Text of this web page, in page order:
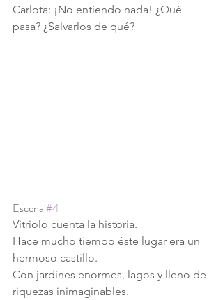
Carlota: ¡No entiendo nada! ¿Qué
pasa? ¿Salvarlos de qué?
Escena #4
Vitriolo cuenta la historia.
Hace mucho tiempo éste lugar era un
hermoso castillo.
Con jardines enormes, lagos y lleno de
riquezas inimaginables.